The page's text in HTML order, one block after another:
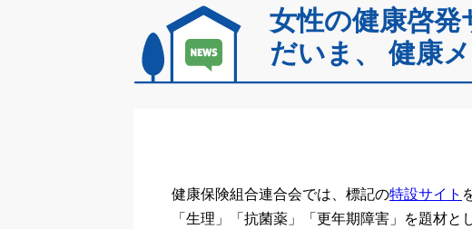
女性の健康啓
だいま、 健康
健康保険組合連合会では、標記の特設サイト
「生理」「抗菌薬」「更年期障害」を題材と